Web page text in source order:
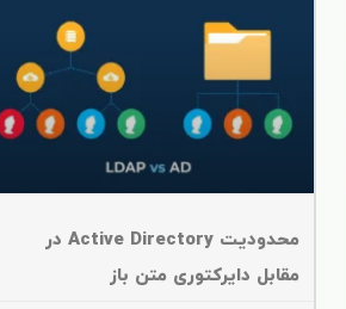
محدودیت Active Directory در
مقابل دایرکتوری متن باز